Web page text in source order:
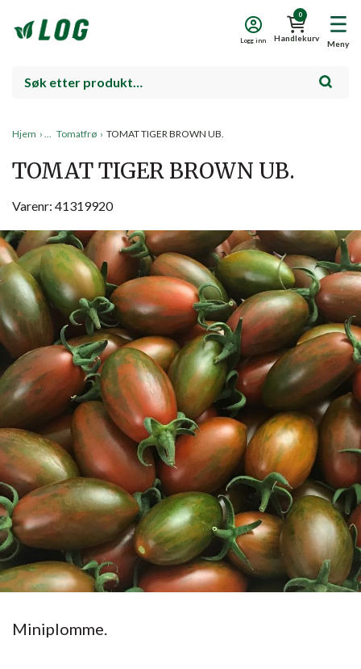
Meny
0
Handlekurv
Logg inn
Hjem › Tomatfrø › TOMAT TIGER BROWN UB.
TOMAT TIGER BROWN UB.
Varenr: 41319920
Miniplomme.